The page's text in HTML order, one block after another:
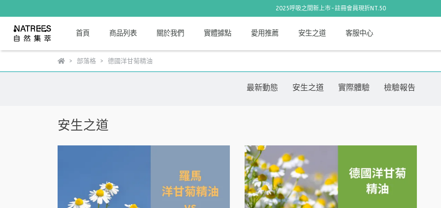
2025呼吸之間新上市-註冊會員現折NT.50
首頁 商品列表 關於我們 實體據點 愛用推薦 安生之道 客服中心
部落格 德國洋甘菊精油
最新動態 安生之道 實際體驗 檢驗報告
安生之道